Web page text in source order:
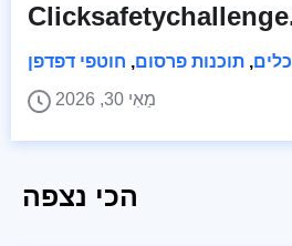
, תוכנות פרסום, חוטפי דפדפן
מַאִי 30, 2026
הכי נצפה